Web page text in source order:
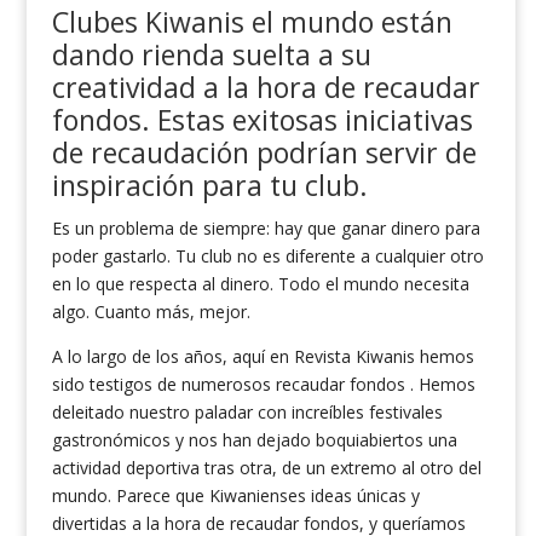
Clubes Kiwanis el mundo están
dando rienda suelta a su
creatividad a la hora de recaudar
fondos. Estas exitosas iniciativas
de recaudación podrían servir de
inspiración para tu club.
Es un problema de siempre: hay que ganar dinero para
poder gastarlo. Tu club no es diferente a cualquier otro
en lo que respecta al dinero. Todo el mundo necesita
algo. Cuanto más, mejor.
A lo largo de los años, aquí en Revista Kiwanis hemos
sido testigos de numerosos recaudar fondos . Hemos
deleitado nuestro paladar con increíbles festivales
gastronómicos y nos han dejado boquiabiertos una
actividad deportiva tras otra, de un extremo al otro del
mundo. Parece que Kiwanienses ideas únicas y
divertidas a la hora de recaudar fondos, y queríamos